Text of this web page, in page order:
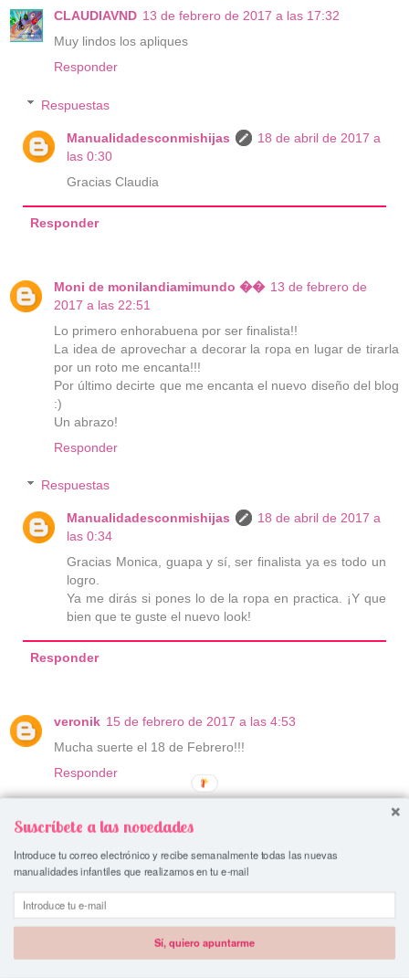
CLAUDIAVND 13 de febrero de 2017 a las 17:32
Muy lindos los apliques
Responder
Respuestas
Manualidadesconmishijas
18 de abril de 2017 a
las 0:30
Gracias Claudia
Responder
Moni de monilandiamimundo �� 13 de febrero de
2017 a las 22:51
Lo primero enhorabuena por ser finalista!!
La idea de aprovechar a decorar la ropa en lugar de tirarla
por un roto me encanta!!!
Por último decirte que me encanta el nuevo diseño del blog
:)
Un abrazo!
Responder
Respuestas
Manualidadesconmishijas
18 de abril de 2017 a
las 0:34
Gracias Monica, guapa y sí, ser finalista ya es todo un
logro.
Ya me dirás si pones lo de la ropa en practica. ¡Y que
bien que te guste el nuevo look!
Responder
veronik 15 de febrero de 2017 a las 4:53
Mucha suerte el 18 de Febrero!!!
Responder
las 0:34
Responder
Suscríbete a las novedades
Introduce tu correo electrónico y recibe semanalmente todas las nuevas
manualidades infantiles que realizamos en tu e-mail
Sí, quiero apuntarme